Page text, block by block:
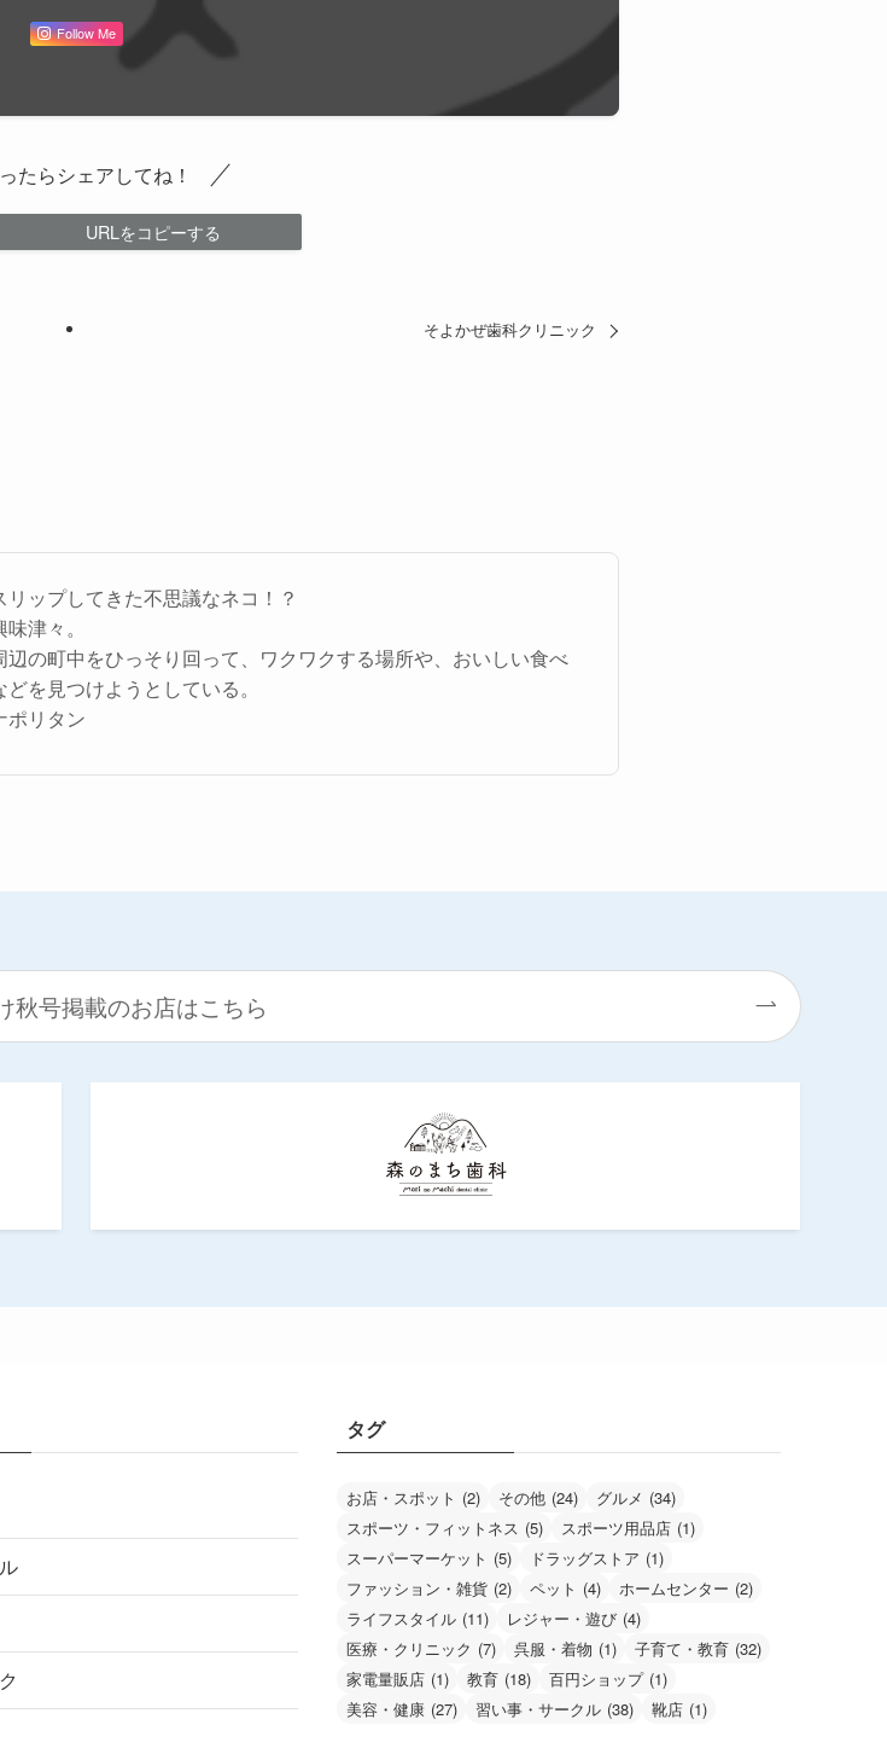
Follow Me
たらシェアしてね！
URLをコピーする
そよかぜ歯科クリニック
ップしてきた不思議なネコ！？
津々。
辺の町中をひっそり回って、ワクワクする場所や、おいしい食べ
を見つけようとしている。
リタン
秋号掲載のお店はこちら
タグ
お店・スポット (2) その他 (24) グルメ (34)
スポーツ・フィットネス (5) スポーツ用品店 (1)
スーパーマーケット (5) ドラッグストア (1)
ファッション・雑貨 (2) ペット (4) ホームセンター (2)
ライフスタイル (11) レジャー・遊び (4)
医療・クリニック (7) 呉服・着物 (1) 子育て・教育 (32)
家電量販店 (1) 教育 (18) 百円ショップ (1)
美容・健康 (27) 習い事・サークル (38) 靴店 (1)